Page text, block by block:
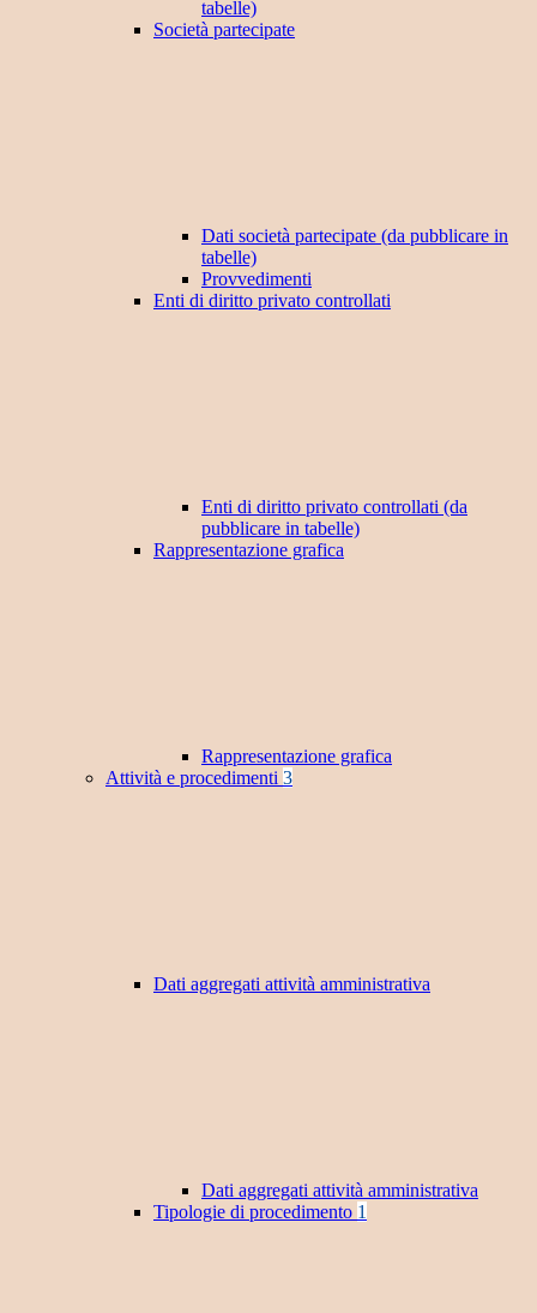
tabelle)
Società partecipate
Dati società partecipate (da pubblicare in
tabelle)
Provvedimenti
Enti di diritto privato controllati
Enti di diritto privato controllati (da
pubblicare in tabelle)
Rappresentazione grafica
Rappresentazione grafica
Attività e procedimenti 3
Dati aggregati attività amministrativa
Dati aggregati attività amministrativa
Tipologie di procedimento 1